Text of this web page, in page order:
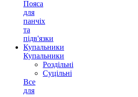
Пояса
для
панчіх
та
підв'язки
Купальники
Купальники
Роздільні
Суцільні
Все
для